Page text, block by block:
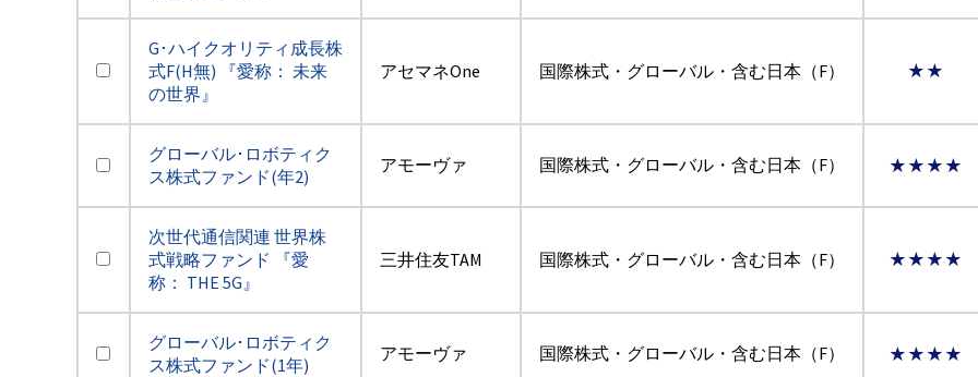
G･ハイクオリティ成長株
式F(H無) 『愛称： 未来
の世界』
アセマネOne 国際株式・グローバル・含む日本（F） ★★
グローバル･ロボティク
ス株式ファンド(年2)
アモーヴァ 国際株式・グローバル・含む日本（F） ★★★★
次世代通信関連 世界株
式戦略ファンド 『愛
称： THE 5G』
三井住友TAM 国際株式・グローバル・含む日本（F） ★★★★
グローバル･ロボティク
ス株式ファンド(1年)
アモーヴァ 国際株式・グローバル・含む日本（F） ★★★★